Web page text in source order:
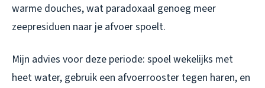
warme douches, wat paradoxaal genoeg meer
zeepresiduen naar je afvoer spoelt.
Mijn advies voor deze periode: spoel wekelijks met
heet water, gebruik een afvoerrooster tegen haren, en